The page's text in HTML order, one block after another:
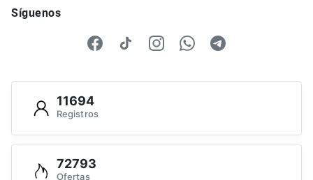
Síguenos
11694
Registros
72793
Ofertas